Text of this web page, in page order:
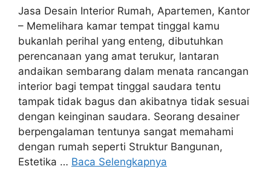
Jasa Desain Interior Rumah, Apartemen, Kantor
– Memelihara kamar tempat tinggal kamu
bukanlah perihal yang enteng, dibutuhkan
perencanaan yang amat terukur, lantaran
andaikan sembarang dalam menata rancangan
interior bagi tempat tinggal saudara tentu
tampak tidak bagus dan akibatnya tidak sesuai
dengan keinginan saudara. Seorang desainer
berpengalaman tentunya sangat memahami
dengan rumah seperti Struktur Bangunan,
Estetika … Baca Selengkapnya